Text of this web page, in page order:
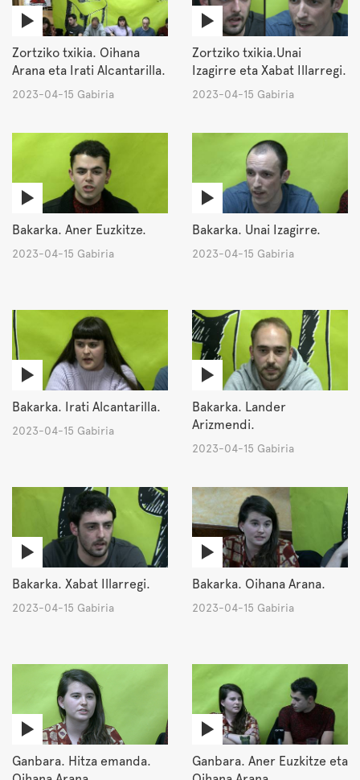
Zortziko txikia. Oihana
Arana eta Irati Alcantarilla.
2023-04-15 Gabiria
Zortziko txikia.Unai
Izagirre eta Xabat Illarregi.
2023-04-15 Gabiria
Bakarka. Aner Euzkitze.
2023-04-15 Gabiria
Bakarka. Unai Izagirre.
2023-04-15 Gabiria
Bakarka. Irati Alcantarilla.
2023-04-15 Gabiria
Bakarka. Lander
Arizmendi.
2023-04-15 Gabiria
Bakarka. Xabat Illarregi.
2023-04-15 Gabiria
Bakarka. Oihana Arana.
2023-04-15 Gabiria
Ganbara. Hitza emanda.
Ganbara. Aner Euzkitze eta